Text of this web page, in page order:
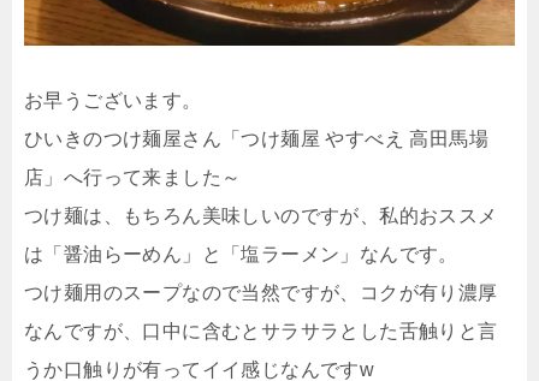
お早うございます。
ひいきのつけ麺屋さん「つけ麺屋 やすべえ 高田馬場
店」へ行って来ました～
つけ麺は、もちろん美味しいのですが、私的おススメ
は「醤油らーめん」と「塩ラーメン」なんです。
つけ麺用のスープなので当然ですが、コクが有り濃厚
なんですが、口中に含むとサラサラとした舌触りと言
うか口触りが有ってイイ感じなんですw